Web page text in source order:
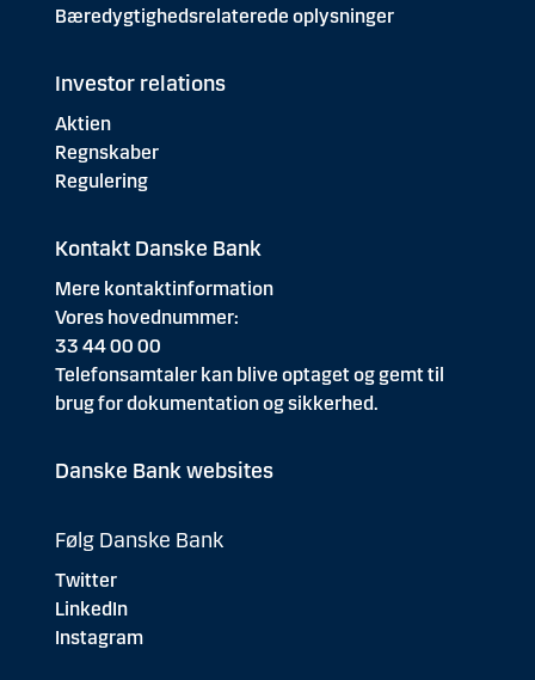
Bæredygtighedsrelaterede oplysninger
Investor relations
Aktien
Regnskaber
Regulering
Kontakt Danske Bank
Mere kontaktinformation
Vores hovednummer:
33 44 00 00
Telefonsamtaler kan blive optaget og gemt til
brug for dokumentation og sikkerhed.
Danske Bank websites
Følg Danske Bank
Twitter
LinkedIn
Instagram